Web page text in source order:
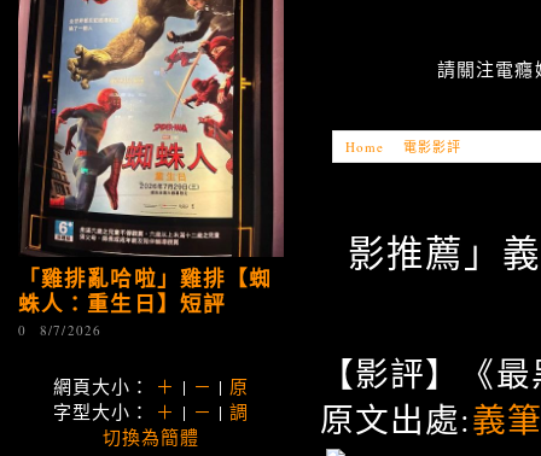
請關注電
Home 電影影評
影推薦」
【影評】《
原文出處:義
「雞排亂哈啦」雞排【蜘
蛛人：重生日】短評
0 8/7/2026
網頁大小： ＋ | － | 原
字型大小： ＋ | － |調
切換為簡體